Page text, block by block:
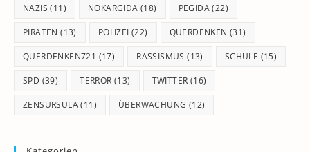
NAZIS (11) NOKARGIDA (18) PEGIDA(22)
PIRATEN (13) POLIZEI (22) QUERDENKEN (31)
QUERDENKEN721 (17) RASSISMUS (13) SCHULE (15)
SPD (39) TERROR (13) TWITTER (16)
ZENSURSULA(11) ÜBERWACHUNG (12)